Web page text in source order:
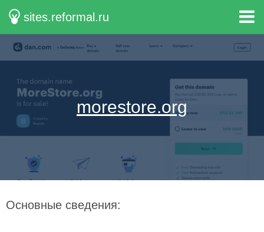
sites.reformal.ru
morestore.org
Основные сведения: